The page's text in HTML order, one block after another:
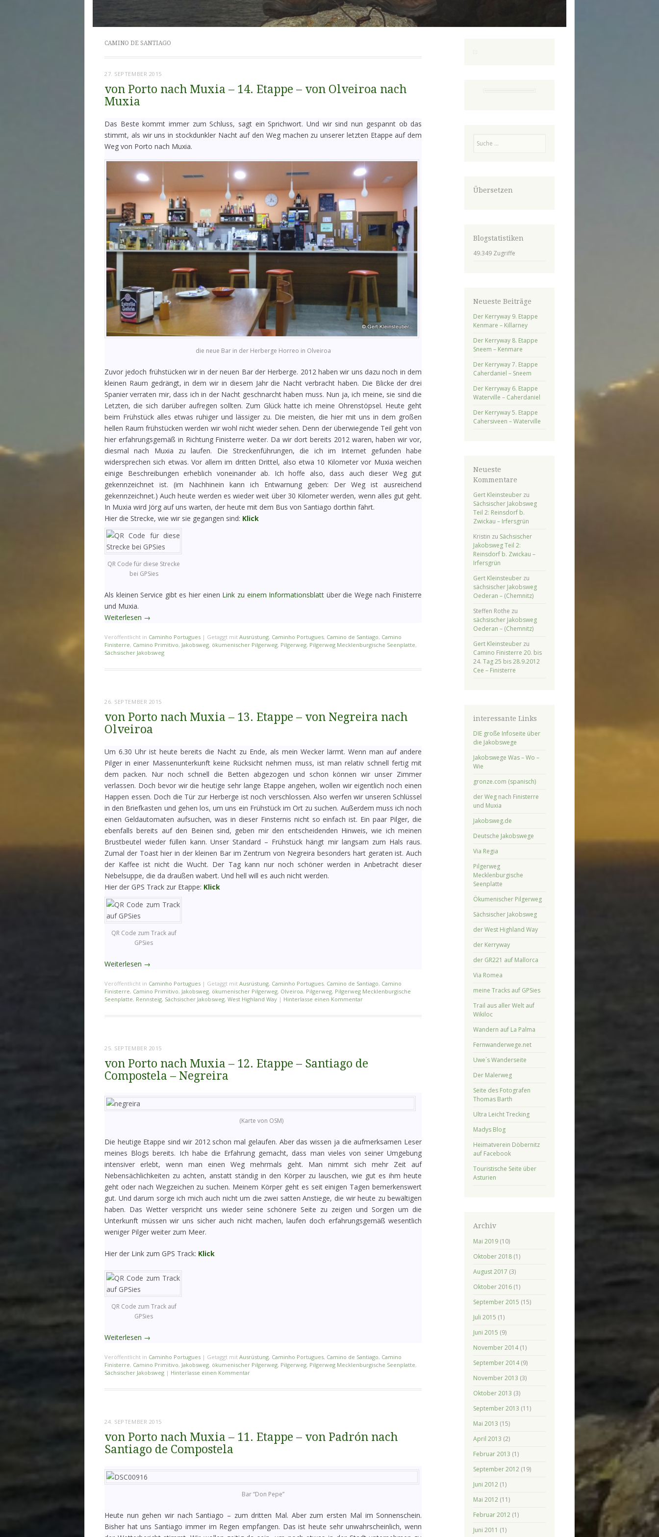
CAMINO DE SANTIAGO
27. SEPTEMBER 2015
von Porto nach Muxia – 14. Etappe – von Olveiroa nach
Muxia
Das Beste kommt immer zum Schluss, sagt ein Sprichwort. Und wir sind nun gespannt ob das
stimmt, als wir uns in stockdunkler Nacht auf den Weg machen zu unserer letzten Etappe auf dem
Weg von Porto nach Muxia.
die neue Bar in der Herberge Horreo in Olveiroa
Zuvor jedoch frühstücken wir in der neuen Bar der Herberge. 2012 haben wir uns dazu noch in dem
kleinen Raum gedrängt, in dem wir in diesem Jahr die Nacht verbracht haben. Die Blicke der drei
Spanier verraten mir, dass ich in der Nacht geschnarcht haben muss. Nun ja, ich meine, sie sind die
Letzten, die sich darüber aufregen sollten. Zum Glück hatte ich meine Ohrenstöpsel. Heute geht
beim Frühstück alles etwas ruhiger und lässiger zu. Die meisten, die hier mit uns in dem großen
hellen Raum frühstücken werden wir wohl nicht wieder sehen. Denn der überwiegende Teil geht von
hier erfahrungsgemäß in Richtung Finisterre weiter. Da wir dort bereits 2012 waren, haben wir vor,
diesmal nach Muxia zu laufen. Die Streckenführungen, die ich im Internet gefunden habe
widersprechen sich etwas. Vor allem im dritten Drittel, also etwa 10 Kilometer vor Muxia weichen
einige Beschreibungen erheblich voneinander ab. Ich hoffe also, dass auch dieser Weg gut
gekennzeichnet ist. (im Nachhinein kann ich Entwarnung geben: Der Weg ist ausreichend
gekennzeichnet.) Auch heute werden es wieder weit über 30 Kilometer werden, wenn alles gut geht.
In Muxia wird Jörg auf uns warten, der heute mit dem Bus von Santiago dorthin fährt.
Hier die Strecke, wie wir sie gegangen sind: Klick
QR Code für diese Strecke
bei GPSies
Als kleinen Service gibt es hier einen Link zu einem Informationsblatt über die Wege nach Finisterre
und Muxia.
Weiterlesen →
Veröffentlicht in Caminho Portugues | Getaggt mit Ausrüstung, Caminho Portugues, Camino de Santiago, Camino
Finisterre, Camino Primitivo, Jakobsweg, ökumenischer Pilgerweg, Pilgerweg, Pilgerweg Mecklenburgische Seenplatte,
Sächsischer Jakobsweg
26. SEPTEMBER 2015
von Porto nach Muxia – 13. Etappe – von Negreira nach
Olveiroa
Um 6.30 Uhr ist heute bereits die Nacht zu Ende, als mein Wecker lärmt. Wenn man auf andere
Pilger in einer Massenunterkunft keine Rücksicht nehmen muss, ist man relativ schnell fertig mit
dem packen. Nur noch schnell die Betten abgezogen und schon können wir unser Zimmer
verlassen. Doch bevor wir die heutige sehr lange Etappe angehen, wollen wir eigentlich noch einen
Happen essen. Doch die Tür zur Herberge ist noch verschlossen. Also werfen wir unseren Schlüssel
in den Briefkasten und gehen los, um uns ein Frühstück im Ort zu suchen. Außerdem muss ich noch
einen Geldautomaten aufsuchen, was in dieser Finsternis nicht so einfach ist. Ein paar Pilger, die
ebenfalls bereits auf den Beinen sind, geben mir den entscheidenden Hinweis, wie ich meinen
Brustbeutel wieder füllen kann. Unser Standard – Frühstück hängt mir langsam zum Hals raus.
Zumal der Toast hier in der kleinen Bar im Zentrum von Negreira besonders hart geraten ist. Auch
der Kaffee ist nicht die Wucht. Der Tag kann nur noch schöner werden in Anbetracht dieser
Nebelsuppe, die da draußen wabert. Und hell will es auch nicht werden.
Hier der GPS Track zur Etappe: Klick
QR Code zum Track auf
GPSies
Weiterlesen →
Veröffentlicht in Caminho Portugues | Getaggt mit Ausrüstung, Caminho Portugues, Camino de Santiago, Camino
Finisterre, Camino Primitivo, Jakobsweg, ökumenischer Pilgerweg, Olveiroa, Pilgerweg, Pilgerweg Mecklenburgische
Seenplatte, Rennsteig, Sächsischer Jakobsweg, West Highland Way | Hinterlasse einen Kommentar
25. SEPTEMBER 2015
von Porto nach Muxia – 12. Etappe – Santiago de
Compostela – Negreira
(Karte von OSM)
Die heutige Etappe sind wir 2012 schon mal gelaufen. Aber das wissen ja die aufmerksamen Leser
meines Blogs bereits. Ich habe die Erfahrung gemacht, dass man vieles von seiner Umgebung
intensiver erlebt, wenn man einen Weg mehrmals geht. Man nimmt sich mehr Zeit auf
Nebensächlichkeiten zu achten, anstatt ständig in den Körper zu lauschen, wie gut es ihm heute
geht oder nach Wegzeichen zu suchen. Meinem Körper geht es seit einigen Tagen bemerkenswert
gut. Und darum sorge ich mich auch nicht um die zwei satten Anstiege, die wir heute zu bewältigen
haben. Das Wetter verspricht uns wieder seine schönere Seite zu zeigen und Sorgen um die
Unterkunft müssen wir uns sicher auch nicht machen, laufen doch erfahrungsgemäß wesentlich
weniger Pilger weiter zum Meer.
Hier der Link zum GPS Track: Klick
QR Code zum Track auf
GPSies
Weiterlesen →
Veröffentlicht in Caminho Portugues | Getaggt mit Ausrüstung, Caminho Portugues, Camino de Santiago, Camino
Finisterre, Camino Primitivo, Jakobsweg, ökumenischer Pilgerweg, Pilgerweg, Pilgerweg Mecklenburgische Seenplatte,
Sächsischer Jakobsweg | Hinterlasse einen Kommentar
24. SEPTEMBER 2015
von Porto nach Muxia – 11. Etappe – von Padrón nach
Santiago de Compostela
Bar “Don Pepe”
Heute nun gehen wir nach Santiago – zum dritten Mal. Aber zum ersten Mal im Sonnenschein.
Bisher hat uns Santiago immer im Regen empfangen. Das ist heute sehr unwahrscheinlich, wenn
Übersetzen
Blogstatistiken
49.349 Zugriffe
Neueste Beiträge
Der Kerryway 9. Etappe
Kenmare – Killarney
Der Kerryway 8. Etappe
Sneem – Kenmare
Der Kerryway 7. Etappe
Caherdaniel – Sneem
Der Kerryway 6. Etappe
Waterville – Caherdaniel
Der Kerryway 5. Etappe
Cahersiveen – Waterville
Neueste
Kommentare
Gert Kleinsteuber zu
Sächsischer Jakobsweg
Teil 2: Reinsdorf b.
Zwickau – Irfersgrün
Kristin zu Sächsischer
Jakobsweg Teil 2:
Reinsdorf b. Zwickau –
Irfersgrün
Gert Kleinsteuber zu
sächsischer Jakobsweg
Oederan – (Chemnitz)
Steffen Rothe zu
sächsischer Jakobsweg
Oederan – (Chemnitz)
Gert Kleinsteuber zu
Camino Finisterre 20. bis
24. Tag 25 bis 28.9.2012
Cee – Finisterre
interessante Links
DIE große Infoseite über
die Jakobswege
Jakobswege Was – Wo –
Wie
gronze.com (spanisch)
der Weg nach Finisterre
und Muxia
Jakobsweg.de
Deutsche Jakobswege
Via Regia
Pilgerweg
Mecklenburgische
Seenplatte
Ökumenischer Pilgerweg
Sächsischer Jakobsweg
der West Highland Way
der Kerryway
der GR221 auf Mallorca
Via Romea
meine Tracks auf GPSies
Trail aus aller Welt auf
Wikiloc
Wandern auf La Palma
Fernwanderwege.net
Uwe´s Wanderseite
Der Malerweg
Seite des Fotografen
Thomas Barth
Ultra Leicht Trecking
Madys Blog
Heimatverein Döbernitz
auf Facebook
Touristische Seite über
Asturien
Archiv
Mai 2019 (10)
Oktober 2018 (1)
August 2017 (3)
Oktober 2016 (1)
September 2015 (15)
Juli 2015 (1)
Juni 2015 (9)
November 2014(1)
September 2014(9)
November 2013 (3)
Oktober 2013 (3)
September 2013 (11)
Mai 2013 (15)
April 2013 (2)
Februar 2013 (1)
September 2012 (19)
Juni 2012 (1)
Mai 2012 (11)
Februar 2012 (1)
Juni 2011 (1)